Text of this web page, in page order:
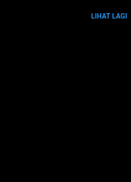
LIHAT LAGI